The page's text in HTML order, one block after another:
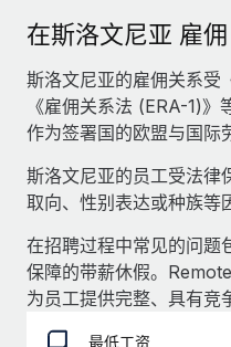
借助核心业务工具简化流程
服务
获得全球人力资源与合规
简化候选人筛选流程
合规守望台
防范合规风险
与我们共探合作机遇
Remote Build 即将
活动
新闻室
薪金与人才洞察
洞察中心
获得支持
查看全部资源
博客
한국어
中文（简体）
在斯洛文尼亚 雇佣
斯洛文尼亚的雇佣关系受
《雇佣关系法 (ERA-1)
作为签署国的欧盟与国际
斯洛文尼亚的员工受法律
取向、性别表达或种族等
在招聘过程中常见的问题
保障的带薪休假。
为员工提供完整、具有竞
最低工资